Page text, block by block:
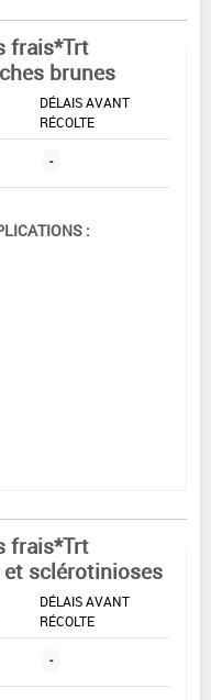
frais*Trt
brunes
DÉLAIS AVANT
RÉCOLTE
-
:
frais*Trt
sclérotinioses
DÉLAIS AVANT
RÉCOLTE
-